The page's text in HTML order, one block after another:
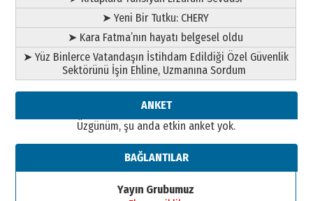
ATATÜRK ÜNİVERSİTESİ?”
28 Temmuz 2026 Salı
Ahmet Gökhan YAZICI
Ahmed Yesevi’den bir Alperen…
”Reisimiz” idi… Hakka yürüdü.!
26 Mart 2026 Perşembe
gönül adamı Faruk Terzioğlu!
bir vizyon proje daha!
➤ Yeni Bir Tutku: CHERY
➤ Kara Fatma’nın hayatı belgesel oldu
➤ Yüz Binlerce Vatandaşın İstihdam Edildiği Özel Güvenlik
Sektörünü İşin Ehline, Uzmanına Sordum
ANKET
Üzgünüm, şu anda etkin anket yok.
BAĞLANTILAR
Yayın Grubumuz